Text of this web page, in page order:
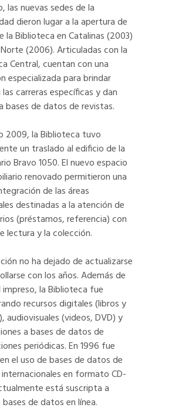
las nuevas sedes de la
dieron lugar a la apertura de
la Biblioteca en Catalinas (2003)
(2006). Articuladas con la
Central, cuentan con una
especializada para brindar
carreras específicas y dan
bases de datos de revistas.
2009, la Biblioteca tuvo
un traslado al edificio de la
Bravo 1050. El nuevo espacio
renovado permitieron una
de las áreas
destinadas a la atención de
(préstamos, referencia) con
lectura y la colección.
no ha dejado de actualizarse
con los años. Además de
la Biblioteca fue
recursos digitales (libros y
audiovisuales (videos, DVD) y
a bases de datos de
periódicas. En 1996 fue
el uso de bases de datos de
en formato CD-
está suscripta a
de datos en línea.